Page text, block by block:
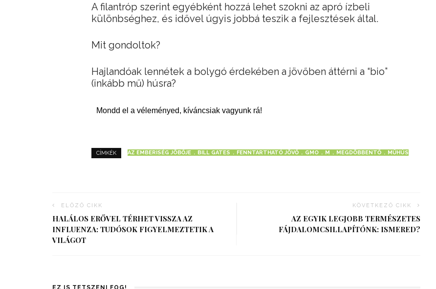
A filantróp szerint egyébként hozzá lehet szokni az apró ízbeli
különbséghez, és idővel úgyis jobbá teszik a fejlesztések által.
Mit gondoltok?
Hajlandóak lennétek a bolygó érdekében a jövőben áttérni a “bio”
(inkább mű) húsra?
Mondd el a véleményed, kíváncsiak vagyunk rá!
CÍMKÉK AZ EMBERISÉG JÖBŐJE BILL GATES FENNTARTHATÓ JÖVŐ GMO M MEGDÖBBENTŐ MŰHÚS
ELŐZŐ CIKK
HALÁLOS ERŐVEL TÉRHET VISSZA AZ
INFLUENZA: TUDÓSOK FIGYELMEZTETIK A
VILÁGOT
KÖVETKEZŐ CIKK
AZ EGYIK LEGJOBB TERMÉSZETES
FÁJDALOMCSILLAPÍTÓNK: ISMERED?
EZ IS TETSZENI FOG!